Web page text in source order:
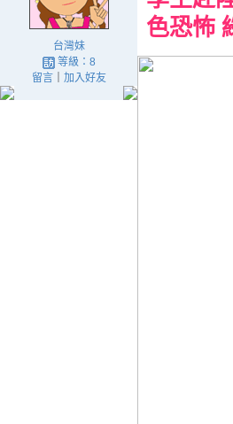
台灣妹
等級：8
留言｜ 加入好友
色恐怖